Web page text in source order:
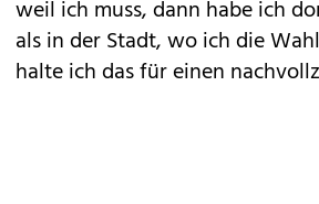
weil ich muss, dann habe ich
als in der Stadt, wo ich die
halte ich das für einen